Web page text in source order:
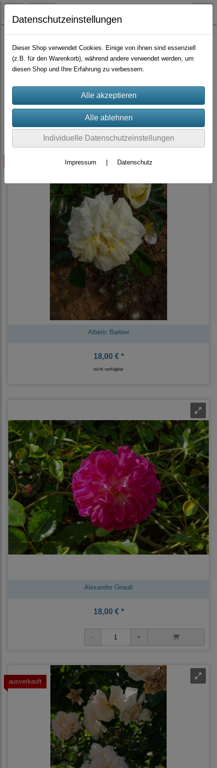
Container-Rosen Wichuraiana-Hybride
Sortierung wählen
Produkte je Seite
Albéric Barbier
18,00 € *
nicht verfügbar
Alexandre Girault
18,00 € *
ausverkauft
Datenschutzeinstellungen
Dieser Shop verwendet Cookies. Einige von ihnen sind essenziell
(z.B. für den Warenkorb), während andere verwendet werden, um
diesen Shop und Ihre Erfahrung zu verbessern.
Individuelle Datenschutzeinstellungen
Impressum Datenschutz